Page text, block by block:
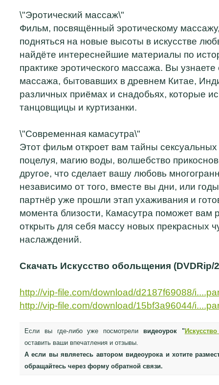
\"Эротический массаж\"
Фильм, посвящённый эротическому
подняться на новые высоты в искусстве
найдёте интереснейшие материалы по
практике эротического массажа. Вы
массажа, бытовавших в древнем Китае,
различных приёмах и снадобьях, которые
танцовщицы и куртизанки.
\"Современная камасутра\"
Этот фильм откроет вам тайны сексуальных
поцелуя, магию воды, волшебство
другое, что сделает вашу любовь
независимо от того, вместе вы дни, или
партнёр уже прошли этап ухаживания и
момента близости, Камасутра поможет вам
открыть для себя массу новых прекрасных
наслаждений.
Скачать Искусство обольщения (DVDRip/
http://vip-file.com/download/d2187f69088/
http://vip-file.com/download/15bf3a96044/
Если вы где-либо уже посмотрели видеоурок "
оставить ваши впечатления и отзывы.
А если вы являетесь автором видеоурока и хотите
обращайтесь через форму обратной связи.